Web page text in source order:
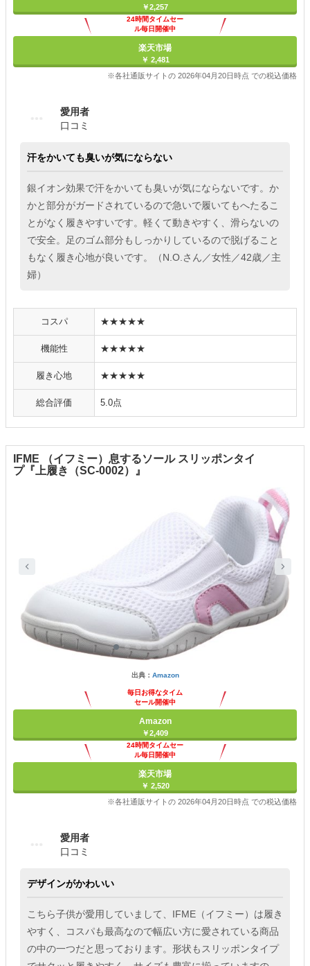
￥2,257
24時間タイムセー
ル毎日開催中
楽天市場
￥ 2,481
※各社通販サイトの 2026年04月20日時点 での税込価格
愛用者
口コミ
汗をかいても臭いが気にならない
銀イオン効果で汗をかいても臭いが気にならないです。か
かと部分がガードされているので急いで履いてもへたるこ
とがなく履きやすいです。軽くて動きやすく、滑らないの
で安全。足のゴム部分もしっかりしているので脱げること
もなく履き心地が良いです。（N.O.さん／女性／42歳／主
婦）
コスパ ★★★★★
機能性 ★★★★★
履き心地 ★★★★★
総合評価 5.0点
IFME （イフミー）息するソール スリッポンタイ
プ『上履き（SC-0002）』
出典： Amazon
毎日お得なタイム
セール開催中
Amazon
￥2,409
24時間タイムセー
ル毎日開催中
楽天市場
￥ 2,520
※各社通販サイトの 2026年04月20日時点 での税込価格
愛用者
口コミ
デザインがかわいい
こちら子供が愛用していまして、IFME（イフミー）は履き
やすく、コスパも最高なので幅広い方に愛されている商品
の中の一つだと思っております。形状もスリッポンタイプ